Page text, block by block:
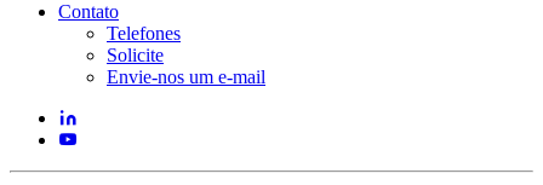
Contato
Telefones
Solicite
Envie-nos um e-mail